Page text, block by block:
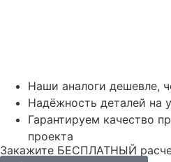
Наши аналоги дешевле,
Надёжность деталей на
Гарантируем качество
проекта
Закажите БЕСПЛАТНЫЙ